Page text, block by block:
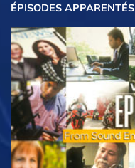
ÉPISODES APPARENTÉS